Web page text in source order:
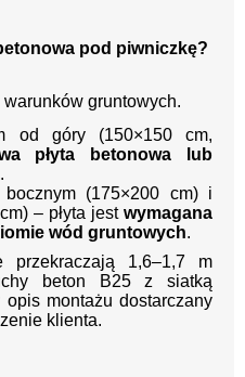
pod piwniczkę?
gruntowych.
od góry (150×150 cm,
płyta betonowa lub
.
(175×200 cm) i
– płyta jest wymagana
wód gruntowych.
1,6–1,7 m
beton B25 z siatką
opis montażu dostarczany
klienta.